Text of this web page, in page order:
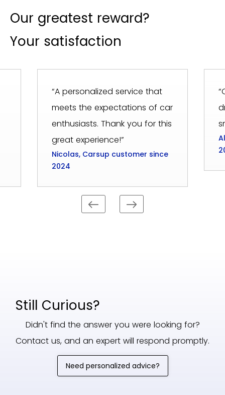
Our greatest reward?
Your satisfaction
“A personalized service that
meets the expectations of car
enthusiasts. Thank you for this
great experience!”
Nicolas, Carsup customer since
2024
Still Curious?
Didn't find the answer you were looking for?
Contact us, and an expert will respond promptly.
Need personalized advice?